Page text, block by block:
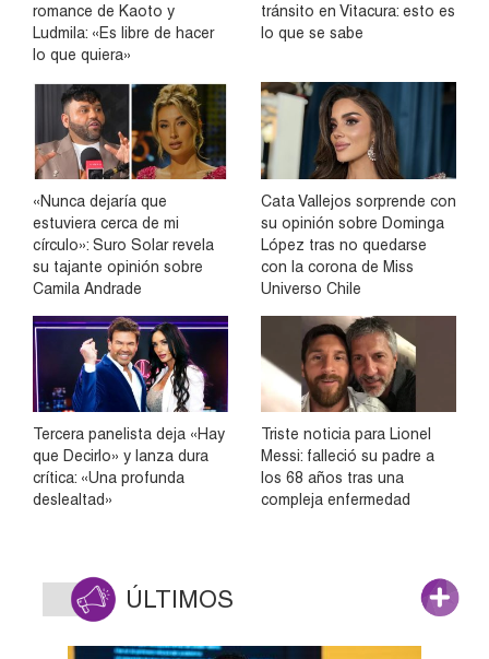
romance de Kaoto y
Ludmila: «Es libre de hacer
lo que quiera»
tránsito en Vitacura: esto es
lo que se sabe
«Nunca dejaría que
estuviera cerca de mi
círculo»: Suro Solar revela
su tajante opinión sobre
Camila Andrade
Cata Vallejos sorprende con
su opinión sobre Dominga
López tras no quedarse
con la corona de Miss
Universo Chile
Tercera panelista deja «Hay
que Decirlo» y lanza dura
crítica: «Una profunda
deslealtad»
Triste noticia para Lionel
Messi: falleció su padre a
los 68 años tras una
compleja enfermedad
ÚLTIMOS